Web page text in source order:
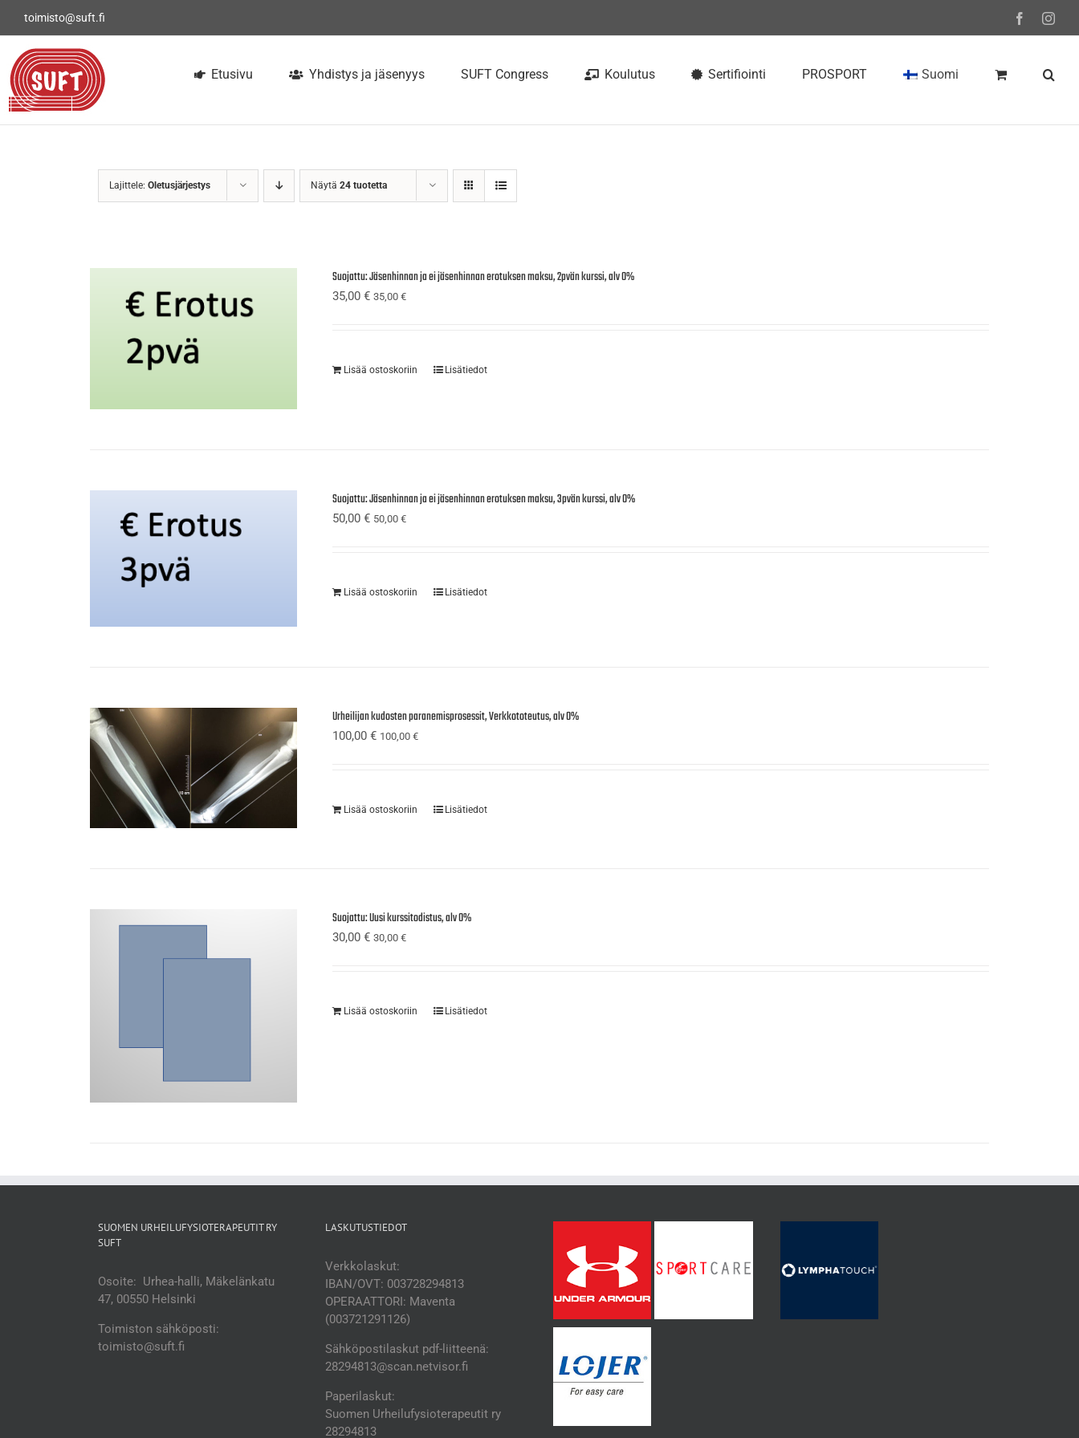
toimisto@suft.fi Facebook
Etusivu Yhdistys ja jäsenyys SUFT Congress Koulutus Sertifiointi PROSPORT Suomi
Lajittele: Oletusjärjestys Näytä 24 tuotetta
Suojattu: Jäsenhinnan ja ei jäsenhinnan erotuksen maksu, 2pvän kurssi, alv 0%
35,00€ 35,00€
Lisää ostoskoriin Lisätiedot
Suojattu: Jäsenhinnan ja ei jäsenhinnan erotuksen maksu, 3pvän kurssi, alv 0%
50,00€ 50,00€
Lisää ostoskoriin Lisätiedot
Urheilijan kudosten paranemisprosessit, Verkkototeutus, alv 0%
100,00€ 100,00€
Lisää ostoskoriin Lisätiedot
Suojattu: Uusi kurssitodistus, alv 0%
30,00€ 30,00€
Lisää ostoskoriin Lisätiedot
SUOMEN URHEILUFYSIOTERAPEUTIT RY
SUFT
Osoite: Urhea-halli, Mäkelänkatu
47, 00550 Helsinki
Toimiston sähköposti:
toimisto@suft.fi
LASKUTUSTIEDOT
Verkkolaskut:
IBAN/OVT: 003728294813
OPERAATTORI: Maventa
(003721291126)
Sähköpostilaskut pdf-liitteenä:
28294813@scan.netvisor.fi
Paperilaskut:
Suomen Urheilufysioterapeutit ry
28294813